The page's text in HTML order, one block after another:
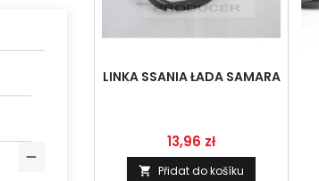
LINKA SSANIA ŁADA SAMARA
Cena
13,96 zł
 Přidat do košíku